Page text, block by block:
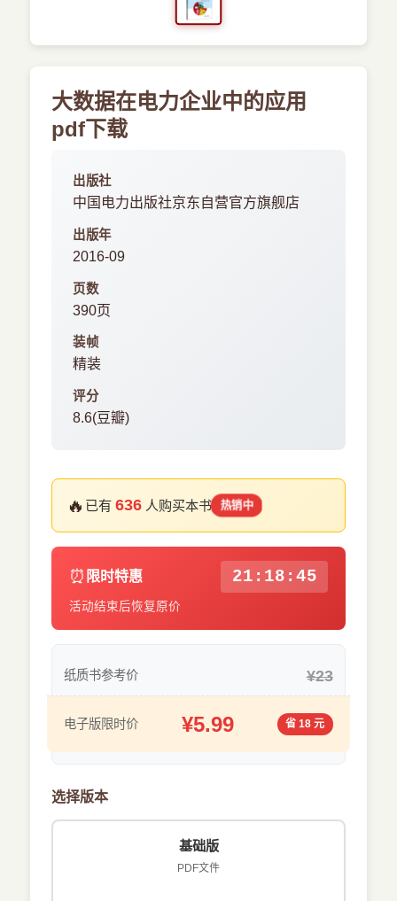
大数据在电力企业中的应用
pdf下载
出版社
中国电力出版社京东自营官方旗舰店
出版年
2016-09
页数
390页
装帧
精装
评分
8.6(豆瓣)
🔥 已有636 人购买本书 热销中
⏰ 限时特惠 21:18:45
活动结束后恢复原价
纸质书参考价 ¥23
电子版限时价 ¥5.99 省 18 元
选择版本
基础版
PDF文件